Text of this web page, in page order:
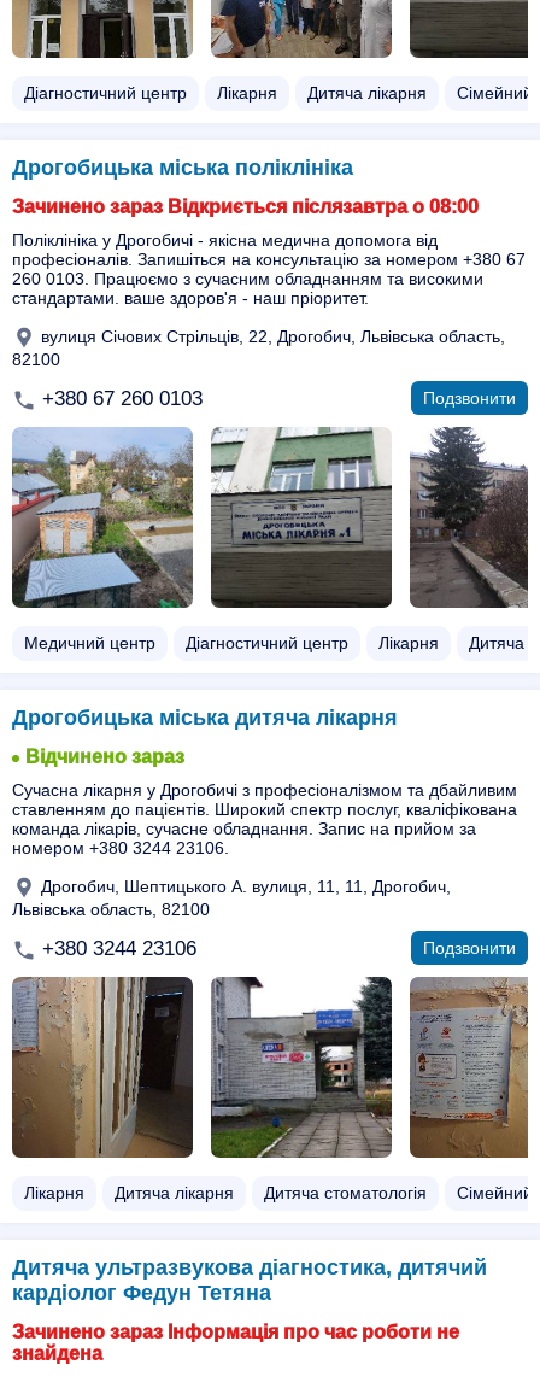
Діагностичний центр Лікарня Дитяча лікарня Сімейний
Дрогобицька міська поліклініка
Зачинено зараз Відкриється післязавтра о 08:00
Поліклініка у Дрогобичі - якісна медична допомога від
професіоналів. Запишіться на консультацію за номером +380 67
260 0103. Працюємо з сучасним обладнанням та високими
стандартами. ваше здоров'я - наш пріоритет.
вулиця Січових Стрільців, 22, Дрогобич, Львівська область,
82100
+380 67 260 0103 Подзвонити
Медичний центр Діагностичний центр Лікарня Дитяча
Дрогобицька міська дитяча лікарня
Відчинено зараз
Сучасна лікарня у Дрогобичі з професіоналізмом та дбайливим
ставленням до пацієнтів. Широкий спектр послуг, кваліфікована
команда лікарів, сучасне обладнання. Запис на прийом за
номером +380 3244 23106.
Дрогобич, Шептицького А. вулиця, 11, 11, Дрогобич,
Львівська область, 82100
+380 3244 23106 Подзвонити
Лікарня Дитяча лікарня Дитяча стоматологія Сімейний
Дитяча ультразвукова діагностика, дитячий
кардіолог Федун Тетяна
Зачинено зараз Інформація про час роботи не
знайдена